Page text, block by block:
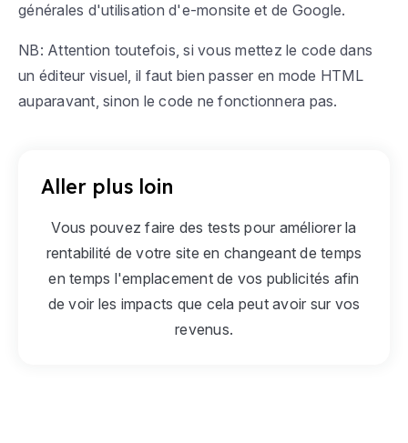
générales d'utilisation d'e-monsite et de Google.
NB: Attention toutefois, si vous mettez le code dans
un éditeur visuel, il faut bien passer en mode HTML
auparavant, sinon le code ne fonctionnera pas.
Aller plus loin
Vous pouvez faire des tests pour améliorer la
rentabilité de votre site en changeant de temps
en temps l'emplacement de vos publicités afin
de voir les impacts que cela peut avoir sur vos
revenus.